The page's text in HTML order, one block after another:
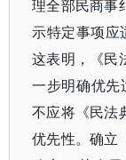
理全部民商事
示特定事项应
这表明，《民
一步明确优先
不应将《民法
优先性。确立